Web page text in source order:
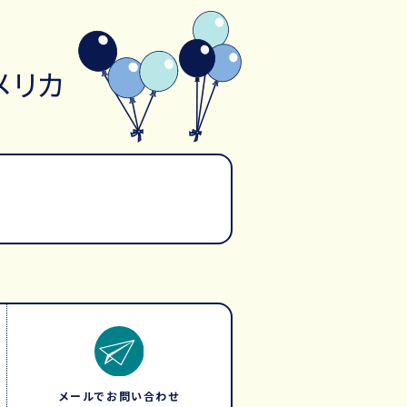
カ
メールでお問い合わせ